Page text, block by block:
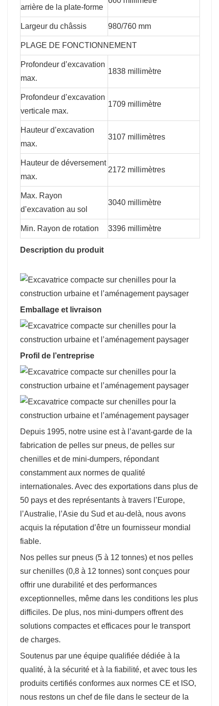
arrière de la plate-forme
Largeur du châssis 980/760 mm
PLAGE DE FONCTIONNEMENT
Profondeur d’excavation
max.
1838 millimètre
Profondeur d’excavation
verticale max.
1709 millimètre
Hauteur d’excavation
max.
3107 millimètres
Hauteur de déversement
max.
2172 millimètres
Max. Rayon
d’excavation au sol
3040 millimètre
Min. Rayon de rotation 3396 millimètre
Description du produit
Emballage et livraison
Profil de l’entreprise
Depuis 1995, notre usine est à l’avant-garde de la
fabrication de pelles sur pneus, de pelles sur
chenilles et de mini-dumpers, répondant
constamment aux normes de qualité
internationales. Avec des exportations dans plus de
50 pays et des représentants à travers l’Europe,
l’Australie, l’Asie du Sud et au-delà, nous avons
acquis la réputation d’être un fournisseur mondial
fiable.
Nos pelles sur pneus (5 à 12 tonnes) et nos pelles
sur chenilles (0,8 à 12 tonnes) sont conçues pour
offrir une durabilité et des performances
exceptionnelles, même dans les conditions les plus
difficiles. De plus, nos mini-dumpers offrent des
solutions compactes et efficaces pour le transport
de charges.
Soutenus par une équipe qualifiée dédiée à la
qualité, à la sécurité et à la fiabilité, et avec tous les
produits certifiés conformes aux normes CE et ISO,
nous restons un chef de file dans le secteur de la